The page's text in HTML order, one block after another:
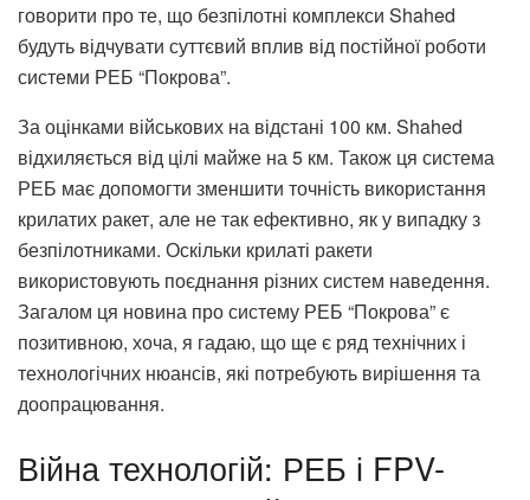
говорити про те, що безпілотні комплекси Shahed
будуть відчувати суттєвий вплив від постійної роботи
системи РЕБ “Покрова”.
За оцінками військових на відстані 100 км. Shahed
відхиляється від цілі майже на 5 км. Також ця система
РЕБ має допомогти зменшити точність використання
крилатих ракет, але не так ефективно, як у випадку з
безпілотниками. Оскільки крилаті ракети
використовують поєднання різних систем наведення.
Загалом ця новина про систему РЕБ “Покрова” є
позитивною, хоча, я гадаю, що ще є ряд технічних і
технологічних нюансів, які потребують вирішення та
доопрацювання.
Війна технологій: РЕБ і FPV-